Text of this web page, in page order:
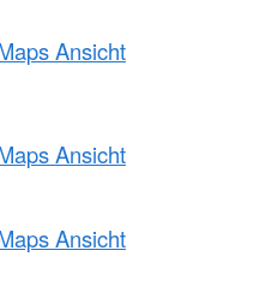
Ansicht
Ansicht
Ansicht